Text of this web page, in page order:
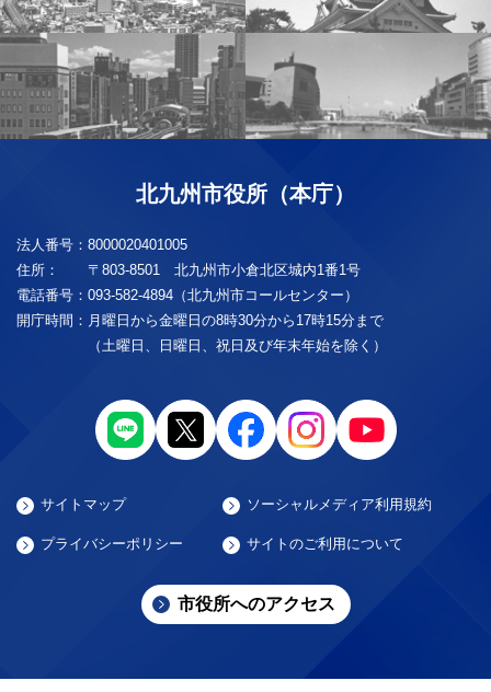
北九州市役所（本庁）
法人番号： 8000020401005
住所：
〒803-8501 北九州市小倉北区城内1番1号
電話番号： 093-582-4894（北九州市コールセンター）
開庁時間： 月曜日から金曜日の8時30分から17時15分まで
（土曜日、日曜日、祝日及び年末年始を除く）
サイトマップ ソーシャルメディア利用規約
プライバシーポリシー サイトのご利用について
市役所へのアクセス